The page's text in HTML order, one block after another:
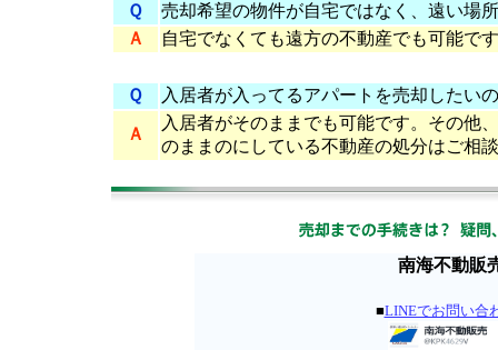
Ｑ
売却希望の物件が自宅ではなく、遠い場
Ａ
自宅でなくても遠方の不動産でも可能で
Ｑ 入居者が入ってるアパートを売却したい
Ａ
入居者がそのままでも可能です。その他
のままのにしている不動産の処分はご相
南海不動販
■LINEでお問い合